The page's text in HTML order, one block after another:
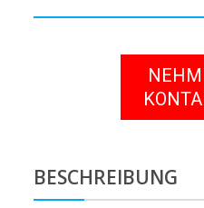
BESCHREIBUNG